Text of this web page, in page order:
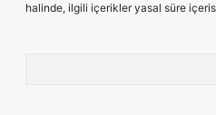
halinde, ilgili içerikler yasal süre